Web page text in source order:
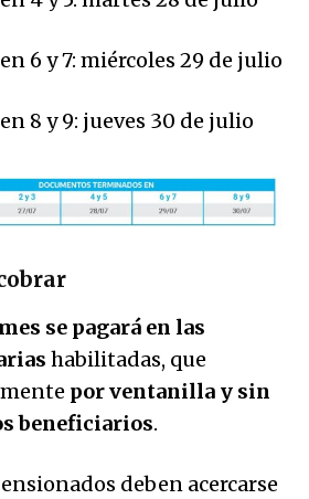
6 y 7: miércoles 29 de julio
8 y 9: jueves 30 de julio
se pagará en las
habilitadas, que
por ventanilla y sin
beneficiarios.
deben acercarse